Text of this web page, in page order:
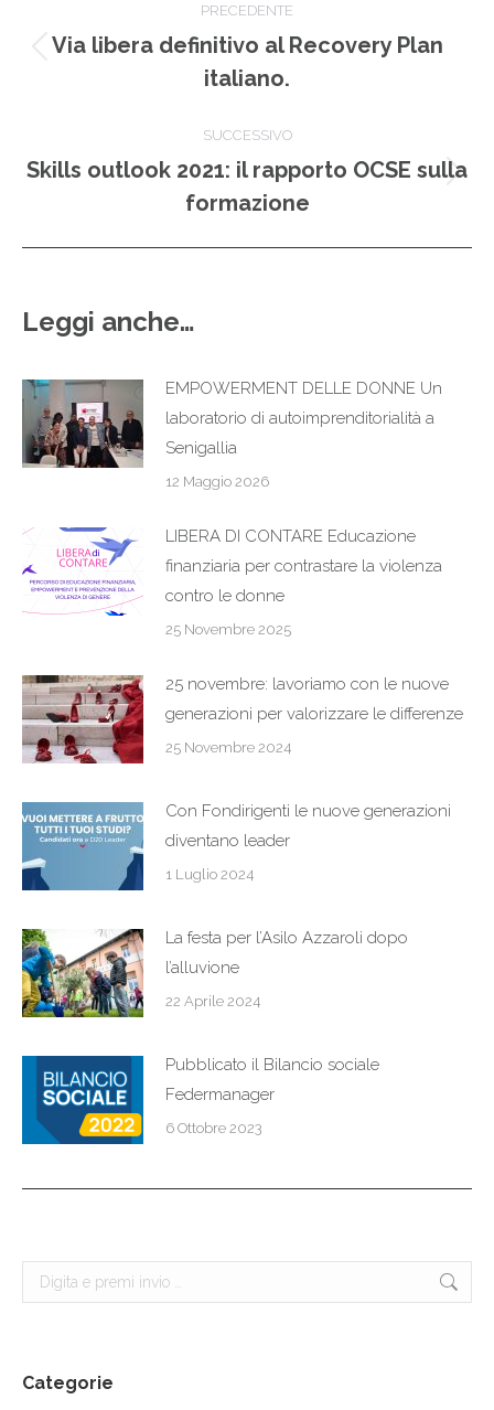
tra
PRECEDENTE
precedente:
Via libera definitivo al Recovery Plan
italiano.
SUCCESSIVO
Prossimo
post:
Skills outlook 2021: il rapporto OCSE sulla
formazione
Leggi anche…
EMPOWERMENT DELLE DONNE Un
laboratorio di autoimprenditorialità a
Senigallia
12 Maggio 2026
LIBERA DI CONTARE Educazione
finanziaria per contrastare la violenza
contro le donne
25 Novembre 2025
25 novembre: lavoriamo con le nuove
generazioni per valorizzare le differenze
25 Novembre 2024
Con Fondirigenti le nuove generazioni
diventano leader
1 Luglio 2024
La festa per l’Asilo Azzaroli dopo
l’alluvione
22 Aprile 2024
Pubblicato il Bilancio sociale
Federmanager
6 Ottobre 2023
Cerca:
Categorie